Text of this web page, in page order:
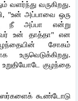
வருகிறது.
"உன் அப்பாவை ஒரு
நீ அப்பா என்று
உன் தாத்தா" என
சோகம்
குழந்தை
கூண்டோடு